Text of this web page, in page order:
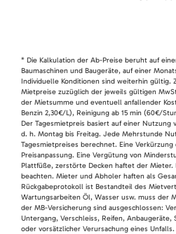
* Die Kalkulation der Ab-Preise beruht auf
Baumaschinen und Baugeräte, auf einer
Individuelle Konditionen sind weiterhin gültig.
Mietpreise zuzüglich der jeweils gültigen
der Mietsumme und eventuell anfallender
Benzin 2,30€/L), Reinigung ab 15 min (60€/
Der Tagesmietpreis basiert auf einer
d. h. Montag bis Freitag. Jede Mehrstunde
Tagesmietpreises berechnet. Eine
Preisanpassung. Eine Vergütung von
Plattfüße, zerstörte Decken haftet der Mieter.
beachten. Mieter und Abholer haften als
Rückgabeprotokoll ist Bestandteil des
Wartungsarbeiten Öl, Wasser usw. muss der
der MB-Versicherung sind ausgeschlossen:
Untergang, Verschleiss, Reifen, Anbaugeräte,
oder vorsätzlicher Verursachung eines Unfalls.